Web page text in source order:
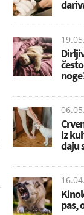
iz
daju
pas,